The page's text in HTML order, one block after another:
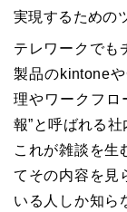
実現するための
テレワークでも
製品のkintone
理やワークフロ
報”と呼ばれる
これが雑談を生
てその内容を見
いる人しか知ら